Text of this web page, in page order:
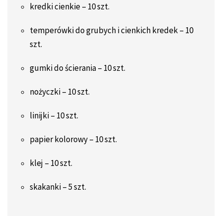
kredki cienkie – 10 szt.
temperówki do grubych i cienkich kredek – 10
szt.
gumki do ścierania – 10 szt.
nożyczki – 10 szt.
linijki – 10 szt.
papier kolorowy – 10 szt.
klej – 10 szt.
skakanki – 5 szt.